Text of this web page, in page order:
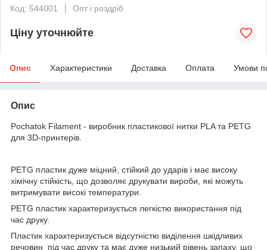
Код: 544001
Опт і роздріб
Ціну уточнюйте
Опис Характеристики Доставка Оплата Умови
Опис
Pochatok Filament - виробник пластикової нитки PLA та PETG
для 3D-принтерів.
PETG пластик дуже міцний, стійкий до ударів і має високу
хімічну стійкість, що дозволяє друкувати вироби, які можуть
витримувати високі температури.
PETG пластик характеризується легкістю використання під
час друку.
Пластик характеризується відсутністю виділення шкідливих
речовин під час друку та має дуже низький рівень запаху, що